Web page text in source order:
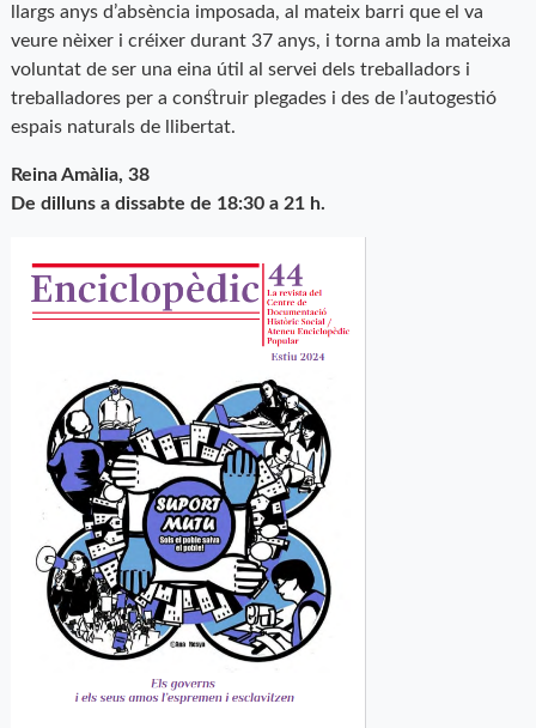
llargs anys d’absència imposada, al mateix barri que el va
veure nèixer i créixer durant 37 anys, i torna amb la mateixa
voluntat de ser una eina útil al servei dels treballadors i
treballadores per a construir plegades i des de l’autogestió
espais naturals de llibertat.
Reina Amàlia, 38
De dilluns a dissabte de 18:30 a 21 h.